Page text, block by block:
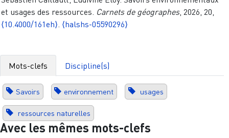
et usages des ressources. Carnets de géographes, 2026, 20,
⟨10.4000/161eh⟩ ⟨halshs-05590296⟩
Mots-clefs Discipline(s)
Savoirs environnement usages
ressources naturelles
Avec les mêmes mots-clefs